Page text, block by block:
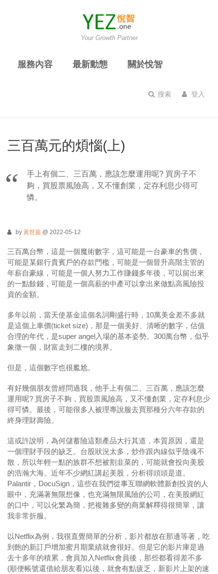
Your Growth Partner
服務內容 最新動態 關於悅智
搜索 登入
三百萬元的煩惱(上)
手上有個二、三百萬，應該怎麼運用呢? 買房子不
夠，買股票風險高，又不懂創業，定存利息少得可
憐。
by 黃世嘉 @ 2022-05-12
三百萬台幣，這是一個魔術數字，這可能是一台豪車的售價，
可能是某銀行貴賓戶的存款門檻，可能是一個晉升高階主管的
年薪自豪線，可能是一個人努力工作賺錢多年後，可以留出來
的一點餘錢，可能是一個高薪的中產可以拿出來做點高風險投
資的金額。
多年以前，當天使基金這個名詞剛盛行時，10萬美金差不多就
是這個上車價(ticket size)，那是一個美好、清晰的數字，估值
合理的年代，是super angel入場的基本姿勢。300萬台幣，似乎
象徵一個，財富走到二樓的境界。
但是，這個數字也很尷尬。
有好幾個朋友曾經問過我，他手上有個二、三百萬，應該怎麼
運用呢? 買房子不夠，買股票風險高，又不懂創業，定存利息少
得可憐。最後，可能很多人被理專說服去買那種分六年存款的
終身理財壽險。
這或許說明，為何儲蓄險這類產品大行其道，本質原因，還是
一個理財手段的缺乏。台股狀況太多，炒作跟內線似乎陰魂不
散，所以年輕一點的族群不想被割韭菜的，可能就會投向美股
的浩瀚大海。近年不少網紅講起美股，分析得頭頭是道。
Palantir，DocuSign，這些在我們從事互聯網軟體新創投資的人
眼中，充滿著無限想像，也充滿無限風險的公司，在美股網紅
的口中，可以化繁為簡，把複雜多變的商業解釋得很簡單，讓
我非常折服。
以Netflix為例，我很直覺簡單的分析，影片都放在那邊等著，吃
到飽的新訂戶增加蜜月期業績就會很好。但是它的影片庫是過
去十多年的積累，會員加入Netflix會員後，那些都看得差不多
(順便帳號還借給朋友看)以後，就會有點疲乏，新影片上架的速